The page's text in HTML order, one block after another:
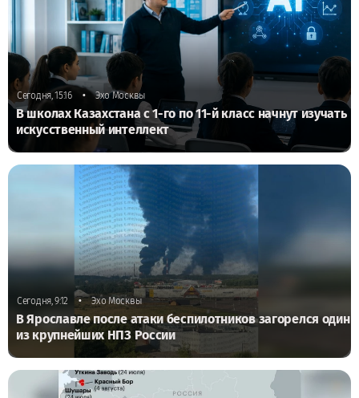
Сегодня, 15:16 • Эхо Москвы
В школах Казахстана с 1-го по 11-й класс начнут изучать
искусственный интеллект
Сегодня, 9:12 • Эхо Москвы
В Ярославле после атаки беспилотников загорелся один
из крупнейших НПЗ России